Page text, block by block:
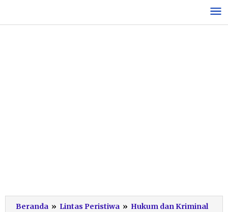
konten
Beranda » Lintas Peristiwa » Hukum dan Kriminal